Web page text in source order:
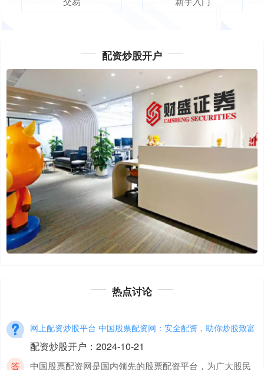
配资炒股开户
热点讨论
网上配资炒股平台 中国股票配资网：安全配资，助你炒股致富
配资炒股开户 ： 2024-10-21
中国股票配资网是国内领先的股票配资平台，为广大股民